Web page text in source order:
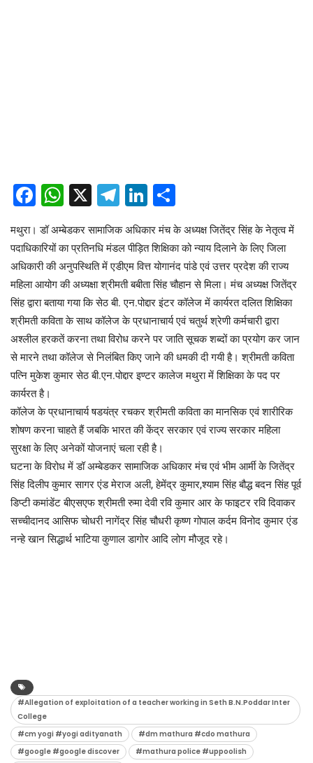
Facebook
WhatsApp
X Telegram
LinkedIn
मथुरा। डॉ अम्बेडकर सामाजिक अधिकार मंच के अध्यक्ष जितेंद्र सिंह के नेतृत्व में
पदाधिकारियों का प्रतिनधि मंडल पीड़ित शिक्षिका को न्याय दिलाने के लिए जिला
अधिकारी की अनुपस्थिति में एडीएम वित्त योगानंद पांडे एवं उत्तर प्रदेश की राज्य
महिला आयोग की अध्यक्षा श्रीमती बबीता सिंह चौहान से मिला। मंच अध्यक्ष जितेंद्र
सिंह द्वारा बताया गया कि सेठ बी. एन.पोद्दार इंटर कॉलेज में कार्यरत दलित शिक्षिका
श्रीमती कविता के साथ कॉलेज के प्रधानाचार्य एवं चतुर्थ श्रेणी कर्मचारी द्वारा
अश्लील हरकतें करना तथा विरोध करने पर जाति सूचक शब्दों का प्रयोग कर जान
से मारने तथा कॉलेज से निलंबित किए जाने की धमकी दी गयी है। श्रीमती कविता
पत्नि मुकेश कुमार सेठ बी.एन.पोद्दार इण्टर कालेज मथुरा में शिक्षिका के पद पर
कार्यरत है।
कॉलेज के प्रधानाचार्य षडयंत्र रचकर श्रीमती कविता का मानसिक एवं शारीरिक
शोषण करना चाहते हैं जबकि भारत की केंद्र सरकार एवं राज्य सरकार महिला
सुरक्षा के लिए अनेकों योजनाएं चला रही है।
घटना के विरोध में डॉ अम्बेडकर सामाजिक अधिकार मंच एवं भीम आर्मी के जितेंद्र
सिंह दिलीप कुमार सागर एंड मेराज अली, हेमेंद्र कुमार,श्याम सिंह बौद्ध बदन सिंह पूर्व
डिप्टी कमांडेंट बीएसएफ श्रीमती रुमा देवी रवि कुमार आर के फाइटर रवि दिवाकर
सच्चीदानद आसिफ चोधरी नागेंद्र सिंह चौधरी कृष्ण गोपाल कर्दम विनोद कुमार एंड
नन्हे खान सिद्धार्थ भाटिया कुणाल डागोर आदि लोग मौजूद रहे।
#Allegation of exploitation of a teacher working in Seth B.N.Poddar Inter
College
#cm yogi #yogi adityanath
#dm mathura #cdo mathura
#google #google discover
#mathura police #uppoolish